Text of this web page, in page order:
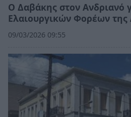
Ο Δαβάκης στον Ανδριανό
Ελαιουργικών Φορέων της
09/03/2026 09:55